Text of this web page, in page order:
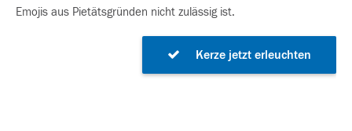
Emojis aus Pietätsgründen nicht zulässig ist.
Kerze jetzt erleuchten